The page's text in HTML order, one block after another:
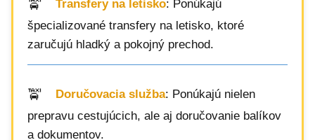
Transfery na letisko: Ponúkajú
špecializované transfery na letisko, ktoré
zaručujú hladký a pokojný prechod.
Doručovacia služba: Ponúkajú nielen
prepravu cestujúcich, ale aj doručovanie balíkov
a dokumentov.